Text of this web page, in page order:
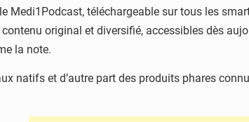
téléchargeable sur tous les
original et diversifié, accessibles dès
la note.
natifs et d’autre part des produits phares